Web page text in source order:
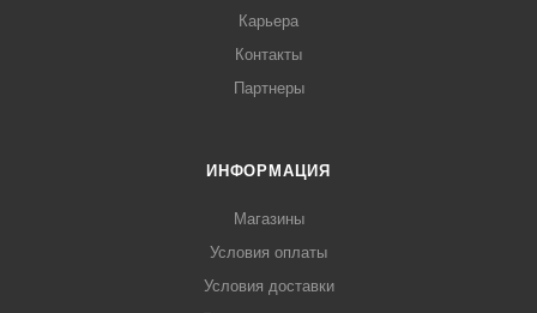
Карьера
Контакты
Партнеры
ИНФОРМАЦИЯ
Магазины
Условия оплаты
Условия доставки